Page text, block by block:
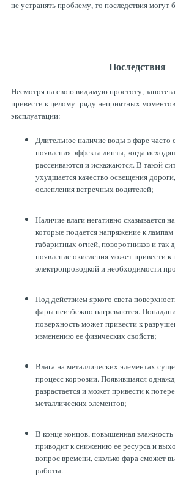
не устранять проблему, то последствия могут
Последствия
Несмотря на свою видимую простоту,
привести к целому ряду неприятных
эксплуатации:
Длительное наличие воды в фаре часто
появления эффекта линзы, когда
рассеиваются и искажаются. В такой
ухудшается качество освещения
ослепления встречных водителей;
Наличие влаги негативно сказывается
которые подается напряжение к лампам
габаритных огней, поворотников и так
появление окисления может привести
электропроводкой и необходимости
Под действием яркого света
фары неизбежно нагреваются.
поверхность может привести к
изменению ее физических свойств;
Влага на металлических элементах
процесс коррозии. Появившаяся
разрастается и может привести к
металлических элементов;
В конце концов, повышенная
приводит к снижению ее ресурса и
вопрос времени, сколько фара сможет
работы.